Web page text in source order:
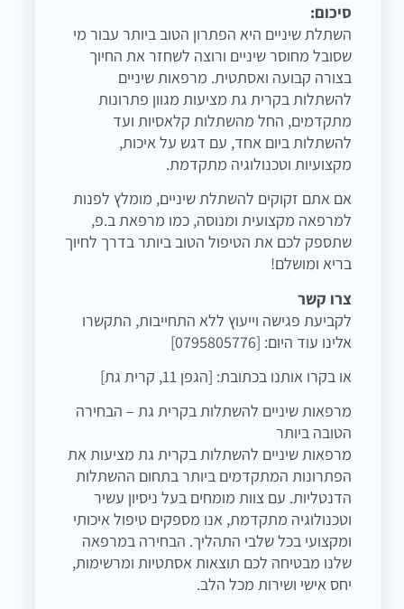
סיכום:
השתלת שיניים היא הפתרון הטוב ביותר עבור מי
שסובל מחוסר שיניים ורוצה לשחזר את החיוך
בצורה קבועה ואסתטית. מרפאות שיניים
להשתלות בקרית גת מציעות מגוון פתרונות
מתקדמים, החל מהשתלות קלאסיות ועד
להשתלות ביום אחד, עם דגש על איכות,
מקצועיות וטכנולוגיה מתקדמת.
אם אתם זקוקים להשתלת שיניים, מומלץ לפנות
למרפאה מקצועית ומנוסה, כמו מרפאת ב.פ,
שתספק לכם את הטיפול הטוב ביותר בדרך לחיוך
בריא ומושלם!
צרו קשר
לקביעת פגישה וייעוץ ללא התחייבות, התקשרו
אלינו עוד היום: [0795805776]
או בקרו אותנו בכתובת: [הגפן 11, קרית גת]
מרפאות שיניים להשתלות בקרית גת – הבחירה
הטובה ביותר
מרפאות שיניים להשתלות בקרית גת מציעות את
הפתרונות המתקדמים ביותר בתחום ההשתלות
הדנטליות. עם צוות מומחים בעל ניסיון עשיר
וטכנולוגיה מתקדמת, אנו מספקים טיפול איכותי
ומקצועי בכל שלבי התהליך. הבחירה במרפאה
שלנו מבטיחה לכם תוצאות אסתטיות ומרשימות,
יחס אישי ושירות מכל הלב.